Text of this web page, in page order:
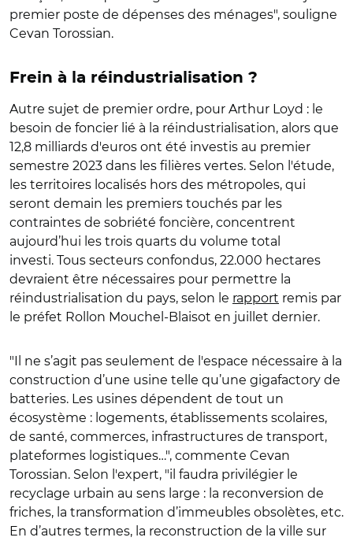
premier poste de dépenses des ménages", souligne
Cevan Torossian.
Frein à la réindustrialisation ?
Autre sujet de premier ordre, pour Arthur Loyd : le
besoin de foncier lié à la réindustrialisation, alors que
12,8 milliards d'euros ont été investis au premier
semestre 2023 dans les filières vertes. Selon l'étude,
les territoires localisés hors des métropoles, qui
seront demain les premiers touchés par les
contraintes de sobriété foncière, concentrent
aujourd’hui les trois quarts du volume total
investi. Tous secteurs confondus, 22.000 hectares
devraient être nécessaires pour permettre la
réindustrialisation du pays, selon le rapport remis par
le préfet Rollon Mouchel-Blaisot en juillet dernier.
"Il ne s’agit pas seulement de l'espace nécessaire à la
construction d’une usine telle qu’une gigafactory de
batteries. Les usines dépendent de tout un
écosystème : logements, établissements scolaires,
de santé, commerces, infrastructures de transport,
plateformes logistiques…", commente Cevan
Torossian. Selon l'expert, "il faudra privilégier le
recyclage urbain au sens large : la reconversion de
friches, la transformation d’immeubles obsolètes, etc.
En d’autres termes, la reconstruction de la ville sur